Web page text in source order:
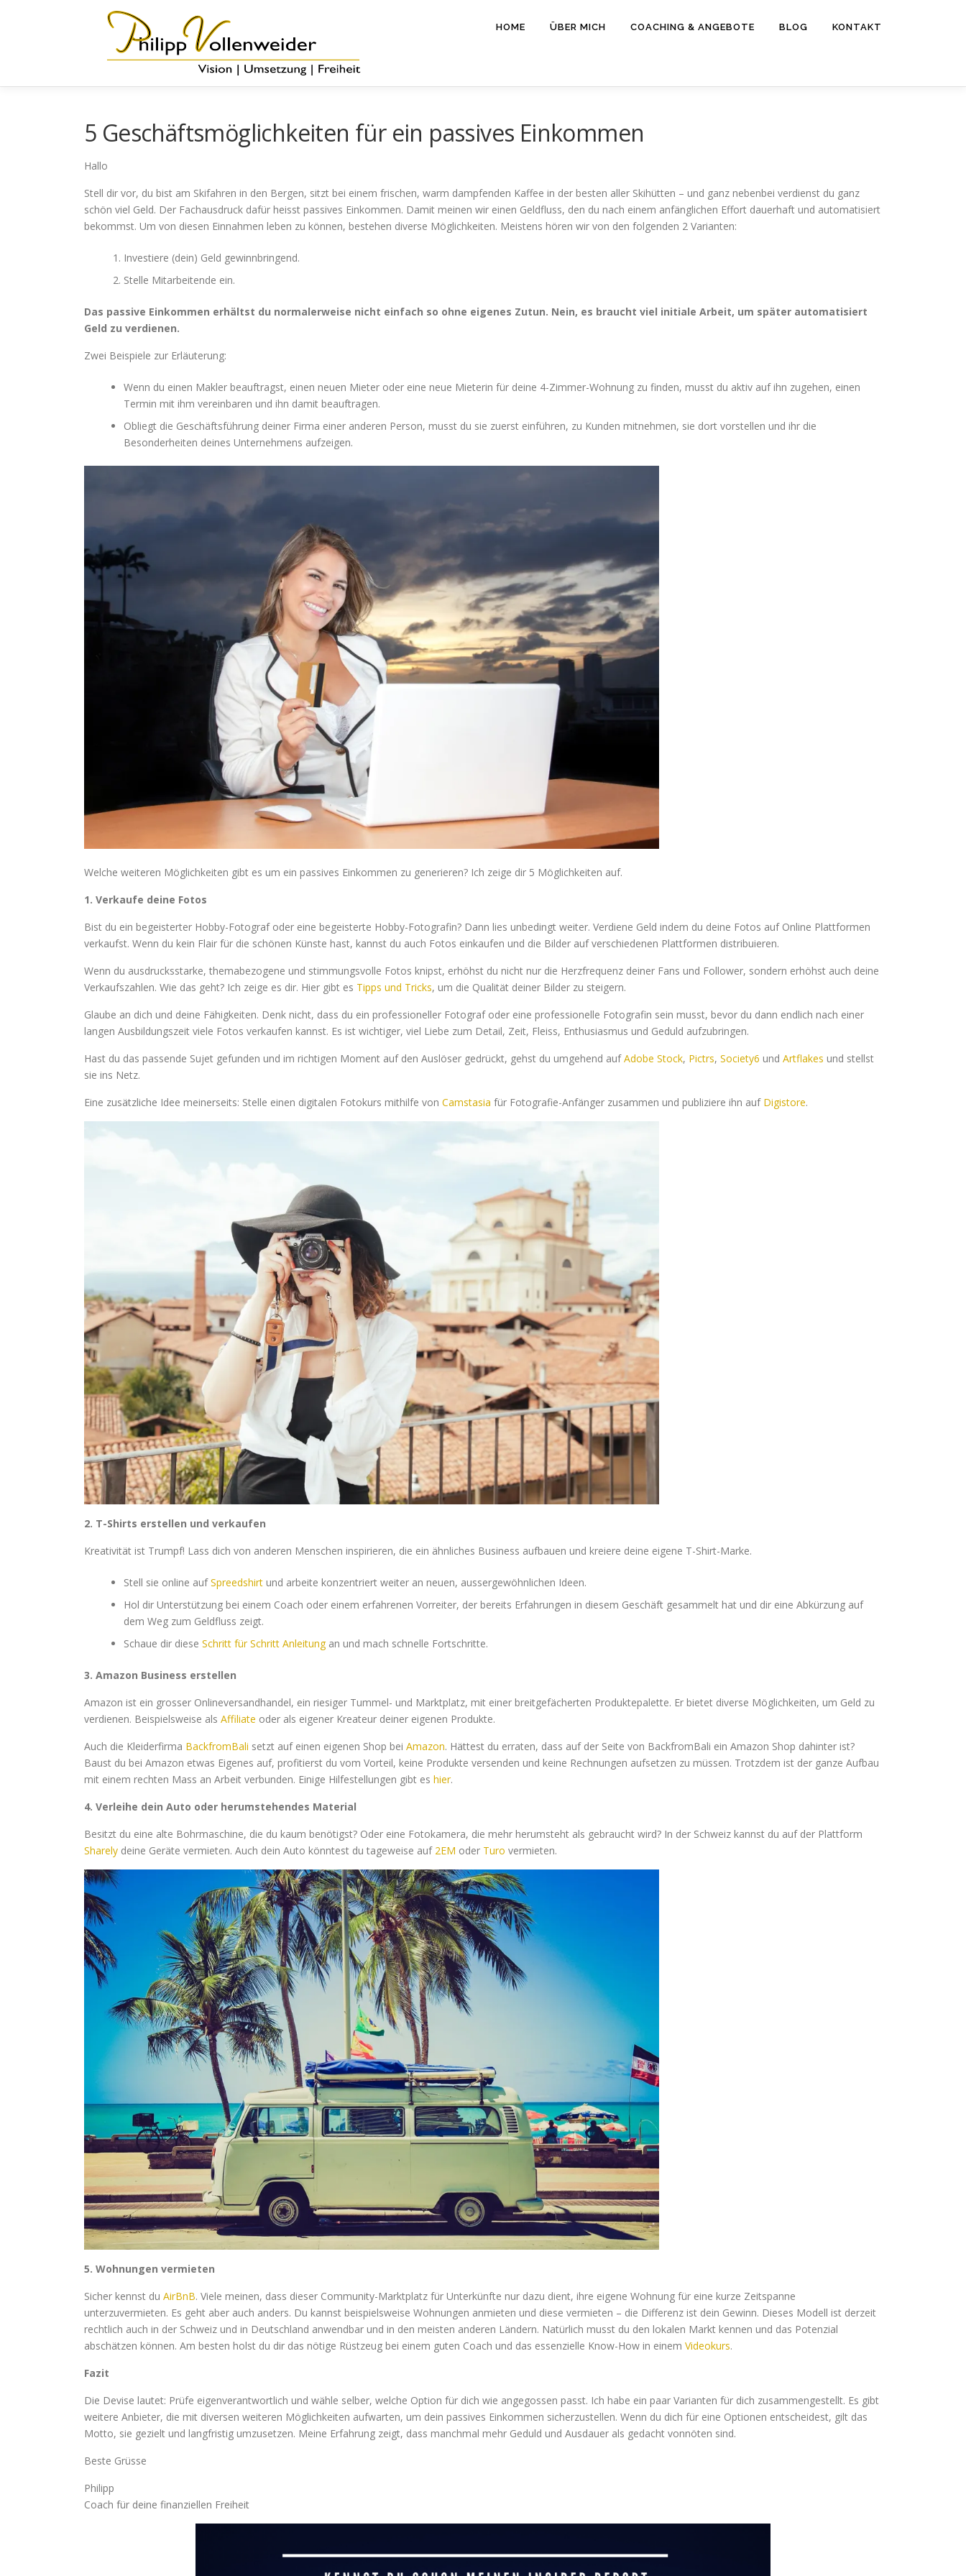
HOME ÜBER MICH COACHING & ANGEBOTE BLOG KONTAKT
5 Geschäftsmöglichkeiten für ein passives Einkommen
Hallo
Stell dir vor, du bist am Skifahren in den Bergen, sitzt bei einem frischen, warm dampfenden Kaffee in der besten aller Skihütten – und ganz nebenbei verdienst du ganz
schön viel Geld. Der Fachausdruck dafür heisst passives Einkommen. Damit meinen wir einen Geldfluss, den du nach einem anfänglichen Effort dauerhaft und automatisiert
bekommst. Um von diesen Einnahmen leben zu können, bestehen diverse Möglichkeiten. Meistens hören wir von den folgenden 2 Varianten:
Investiere (dein) Geld gewinnbringend.
Stelle Mitarbeitende ein.
Das passive Einkommen erhältst du normalerweise nicht einfach so ohne eigenes Zutun. Nein, es braucht viel initiale Arbeit, um später automatisiert
Geld zu verdienen.
Zwei Beispiele zur Erläuterung:
Wenn du einen Makler beauftragst, einen neuen Mieter oder eine neue Mieterin für deine 4-Zimmer-Wohnung zu finden, musst du aktiv auf ihn zugehen, einen
Termin mit ihm vereinbaren und ihn damit beauftragen.
Obliegt die Geschäftsführung deiner Firma einer anderen Person, musst du sie zuerst einführen, zu Kunden mitnehmen, sie dort vorstellen und ihr die
Besonderheiten deines Unternehmens aufzeigen.
Welche weiteren Möglichkeiten gibt es um ein passives Einkommen zu generieren? Ich zeige dir 5 Möglichkeiten auf.
1. Verkaufe deine Fotos
Bist du ein begeisterter Hobby-Fotograf oder eine begeisterte Hobby-Fotografin? Dann lies unbedingt weiter. Verdiene Geld indem du deine Fotos auf Online Plattformen
verkaufst. Wenn du kein Flair für die schönen Künste hast, kannst du auch Fotos einkaufen und die Bilder auf verschiedenen Plattformen distribuieren.
Wenn du ausdrucksstarke, themabezogene und stimmungsvolle Fotos knipst, erhöhst du nicht nur die Herzfrequenz deiner Fans und Follower, sondern erhöhst auch deine
Verkaufszahlen. Wie das geht? Ich zeige es dir. Hier gibt es Tipps und Tricks, um die Qualität deiner Bilder zu steigern.
Glaube an dich und deine Fähigkeiten. Denk nicht, dass du ein professioneller Fotograf oder eine professionelle Fotografin sein musst, bevor du dann endlich nach einer
langen Ausbildungszeit viele Fotos verkaufen kannst. Es ist wichtiger, viel Liebe zum Detail, Zeit, Fleiss, Enthusiasmus und Geduld aufzubringen.
Hast du das passende Sujet gefunden und im richtigen Moment auf den Auslöser gedrückt, gehst du umgehend aufAdobe Stock, Pictrs, Society6 und Artflakes und stellst
sie ins Netz.
Eine zusätzliche Idee meinerseits: Stelle einen digitalen Fotokurs mithilfe von Camstasia für Fotografie-Anfänger zusammen und publiziere ihn auf Digistore.
2. T-Shirts erstellen und verkaufen
Kreativität ist Trumpf! Lass dich von anderen Menschen inspirieren, die ein ähnliches Business aufbauen und kreiere deine eigene T-Shirt-Marke.
Stell sie online aufSpreedshirt und arbeite konzentriert weiter an neuen, aussergewöhnlichen Ideen.
Hol dir Unterstützung bei einem Coach oder einem erfahrenen Vorreiter, der bereits Erfahrungen in diesem Geschäft gesammelt hat und dir eine Abkürzung auf
dem Weg zum Geldfluss zeigt.
Schaue dir diese Schritt für Schritt Anleitungan und mach schnelle Fortschritte.
3. Amazon Business erstellen
Amazon ist ein grosser Onlineversandhandel, ein riesiger Tummel- und Marktplatz, mit einer breitgefächerten Produktepalette. Er bietet diverse Möglichkeiten, um Geld zu
verdienen. Beispielsweise als Affiliate oder als eigener Kreateur deiner eigenen Produkte.
Auch die Kleiderfirma BackfromBali setzt auf einen eigenen Shop bei Amazon. Hättest du erraten, dass auf der Seite von BackfromBali ein Amazon Shop dahinter ist?
Baust du bei Amazon etwas Eigenes auf, profitierst du vom Vorteil, keine Produkte versenden und keine Rechnungen aufsetzen zu müssen. Trotzdem ist der ganze Aufbau
mit einem rechten Mass an Arbeit verbunden. Einige Hilfestellungen gibt es hier.
4. Verleihe dein Auto oder herumstehendes Material
Besitzt du eine alte Bohrmaschine, die du kaum benötigst? Oder eine Fotokamera, die mehr herumsteht als gebraucht wird? In der Schweiz kannst du auf der Plattform
Sharely deine Geräte vermieten. Auch dein Auto könntest du tageweise auf 2EM oder Turo vermieten.
5. Wohnungen vermieten
Sicher kennst du AirBnB. Viele meinen, dass dieser Community-Marktplatz für Unterkünfte nur dazu dient, ihre eigene Wohnung für eine kurze Zeitspanne
unterzuvermieten. Es geht aber auch anders. Du kannst beispielsweise Wohnungen anmieten und diese vermieten – die Differenz ist dein Gewinn. Dieses Modell ist derzeit
rechtlich auch in der Schweiz und in Deutschland anwendbar und in den meisten anderen Ländern. Natürlich musst du den lokalen Markt kennen und das Potenzial
abschätzen können. Am besten holst du dir das nötige Rüstzeug bei einem guten Coach und das essenzielle Know-How in einem Videokurs.
Fazit
Die Devise lautet: Prüfe eigenverantwortlich und wähle selber, welche Option für dich wie angegossen passt. Ich habe ein paar Varianten für dich zusammengestellt. Es gibt
weitere Anbieter, die mit diversen weiteren Möglichkeiten aufwarten, um dein passives Einkommen sicherzustellen. Wenn du dich für eine Optionen entscheidest, gilt das
Motto, sie gezielt und langfristig umzusetzen. Meine Erfahrung zeigt, dass manchmal mehr Geduld und Ausdauer als gedacht vonnöten sind.
Beste Grüsse
Philipp
Coach für deine finanziellen Freiheit